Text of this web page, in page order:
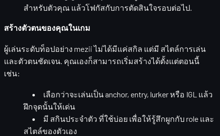
สำหรับตัวคุณ แล้วโฟกัสกับการตัดสินใจรอบต่อไป.
สร้างตัวตนของคุณในเกม
ผู้เล่นระดับท็อปอย่าง mezii ไม่ได้มีแค่สกิล แต่มี สไตล์การเล่น
และตัวตนชัดเจน. คุณเองก็สามารถเริ่มสร้างได้ตั้งแต่ตอนนี้
เช่น:
เลือกว่าจะเล่นเป็น anchor, entry, lurker หรือ IGL แล้ว
ฝึกจุดนั้นให้เด่น
มี สกินประจำตัว ที่ใช้บ่อย เพื่อให้รู้สึกผูกกับ role และ
สไตล์ของตัวเอง